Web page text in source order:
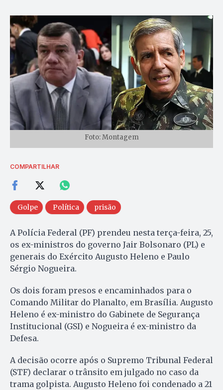
Foto: Montagem
COMPARTILHAR
Golpe Política prisão
A Polícia Federal (PF) prendeu nesta terça-feira, 25,
os ex-ministros do governo Jair Bolsonaro (PL) e
generais do Exército Augusto Heleno e Paulo
Sérgio Nogueira.
Os dois foram presos e encaminhados para o
Comando Militar do Planalto, em Brasília. Augusto
Heleno é ex-ministro do Gabinete de Segurança
Institucional (GSI) e Nogueira é ex-ministro da
Defesa.
A decisão ocorre após o Supremo Tribunal Federal
(STF) declarar o trânsito em julgado no caso da
trama golpista. Augusto Heleno foi condenado a 21